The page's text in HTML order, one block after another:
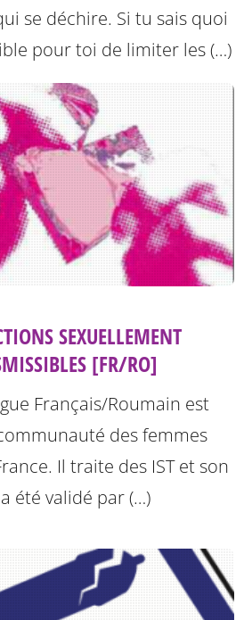
se déchire. Si tu sais quoi
pour toi de limiter les (…)
SEXUELLEMENT
[FR/RO]
Français/Roumain est
des femmes
Il traite des IST et son
été validé par (…)